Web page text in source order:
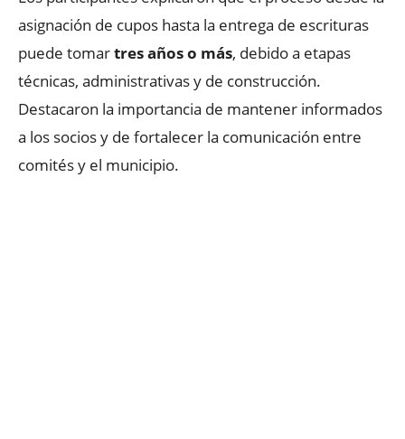
asignación de cupos hasta la entrega de escrituras
puede tomartres años o más, debido a etapas
técnicas, administrativas y de construcción.
Destacaron la importancia de mantener informados
a los socios y de fortalecer la comunicación entre
comités y el municipio.